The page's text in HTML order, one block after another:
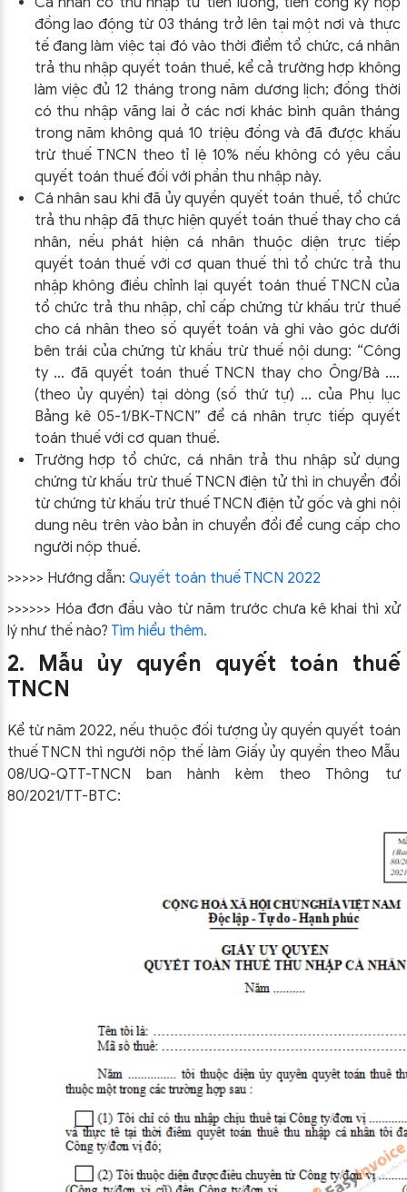
đồng lao động từ 03 tháng trở lên tại một nơi và thực
tế đang làm việc tại đó vào thời điểm tổ chức, cá nhân
trả thu nhập quyết toán thuế, kể cả trường hợp không
làm việc đủ 12 tháng trong năm dương lịch; đồng thời
có thu nhập vãng lai ở các nơi khác bình quân tháng
trong năm không quá 10 triệu đồng và đã được khấu
trừ thuế TNCN theo tỉ lệ 10% nếu không có yêu cầu
quyết toán thuế đối với phần thu nhập này.
Cá nhân sau khi đã ủy quyền quyết toán thuế, tổ chức
trả thu nhập đã thực hiện quyết toán thuế thay cho cá
nhân, nếu phát hiện cá nhân thuộc diện trực tiếp
quyết toán thuế với cơ quan thuế thì tổ chức trả thu
nhập không điều chỉnh lại quyết toán thuế TNCN của
tổ chức trả thu nhập, chỉ cấp chứng từ khấu trừ thuế
cho cá nhân theo số quyết toán và ghi vào góc dưới
bên trái của chứng từ khấu trừ thuế nội dung: “Công
ty … đã quyết toán thuế TNCN thay cho Ông/Bà ….
(theo ủy quyền) tại dòng (số thứ tự) … của Phụ lục
Bảng kê 05-1/BK-TNCN” để cá nhân trực tiếp quyết
toán thuế với cơ quan thuế.
Trường hợp tổ chức, cá nhân trả thu nhập sử dụng
chứng từ khấu trừ thuế TNCN điện tử thì in chuyển đổi
từ chứng từ khấu trừ thuế TNCN điện tử gốc và ghi nội
dung nêu trên vào bản in chuyển đổi để cung cấp cho
người nộp thuế.
>>>>> Hướng dẫn: Quyết toán thuế TNCN 2022
>>>>>> Hóa đơn đầu vào từ năm trước chưa kê khai thì xử
lý như thế nào? Tìm hiểu thêm.
2. Mẫu ủy quyền quyết toán thuế
TNCN
Kể từ năm 2022, nếu thuộc đối tượng ủy quyền quyết toán
thuế TNCN thì người nộp thế làm Giấy ủy quyền theo Mẫu
08/UQ-QTT-TNCN ban hành kèm theo Thông tư
80/2021/TT-BTC: